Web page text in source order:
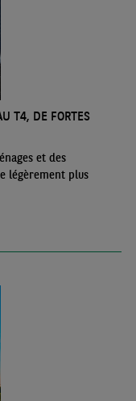
T4, DE FORTES
et des
légèrement plus